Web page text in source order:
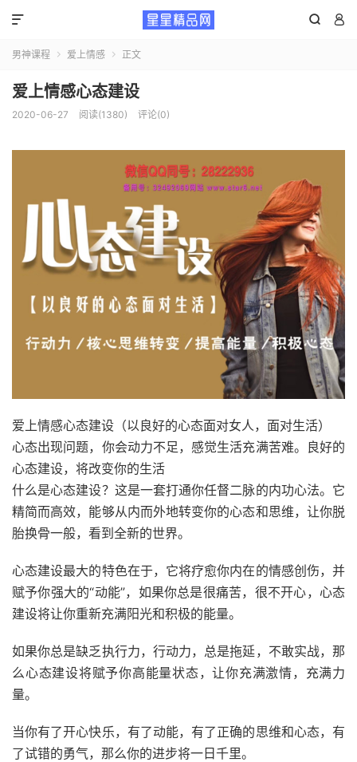
 

男神课程  爱上情感  正文
爱上情感心态建设
2020-06-27 阅读(1380) 评论(0)
爱上情感心态建设（以良好的心态面对女人，面对生活）
心态出现问题，你会动力不足，感觉生活充满苦难。良好的
心态建设，将改变你的生活
什么是心态建设？这是一套打通你任督二脉的内功心法。它
精简而高效，能够从内而外地转变你的心态和思维，让你脱
胎换骨一般，看到全新的世界。
心态建设最大的特色在于，它将疗愈你内在的情感创伤，并
赋予你强大的“动能”，如果你总是很痛苦，很不开心，心态
建设将让你重新充满阳光和积极的能量。
如果你总是缺乏执行力，行动力，总是拖延，不敢实战，那
么心态建设将赋予你高能量状态，让你充满激情，充满力
量。
当你有了开心快乐，有了动能，有了正确的思维和心态，有
了试错的勇气，那么你的进步将一日千里。